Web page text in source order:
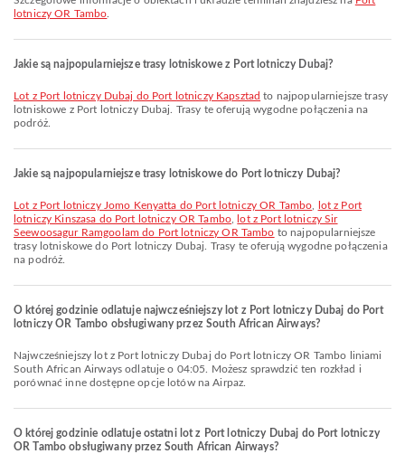
lotniczy OR Tambo
Jakie są najpopularniejsze trasy lotniskowe z Port lotniczy Dubaj?
lot z Port lotniczy Dubaj do Port lotniczy Kapsztad to najpopularniejsze trasy
lotniskowe z Port lotniczy Dubaj. Trasy te oferują wygodne połączenia na
podróż.
Jakie są najpopularniejsze trasy lotniskowe do Port lotniczy Dubaj?
lot z Port lotniczy Jomo Kenyatta do Port lotniczy OR Tambo
lot z Port
lotniczy Kinszasa do Port lotniczy OR Tambo
lot z Port lotniczy Sir
Seewoosagur Ramgoolam do Port lotniczy OR Tambo to najpopularniejsze
trasy lotniskowe do Port lotniczy Dubaj. Trasy te oferują wygodne połączenia
na podróż.
O której godzinie odlatuje najwcześniejszy lot z Port lotniczy Dubaj do Port
lotniczy OR Tambo obsługiwany przez South African Airways?
Najwcześniejszy lot z Port lotniczy Dubaj do Port lotniczy OR Tambo liniami
South African Airways odlatuje o 04:05. Możesz sprawdzić ten rozkład i
porównać inne dostępne opcje lotów na Airpaz.
O której godzinie odlatuje ostatni lot z Port lotniczy Dubaj do Port lotniczy
OR Tambo obsługiwany przez South African Airways?